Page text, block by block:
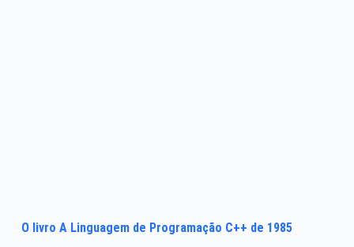
O livro A Linguagem de Programação C++ de 1985